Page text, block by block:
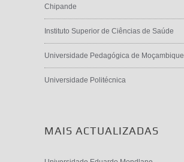
Chipande
Instituto Superior de Ciências de Saúde
Universidade Pedagógica de Moçambique
Universidade Politécnica
MAIS ACTUALIZADAS